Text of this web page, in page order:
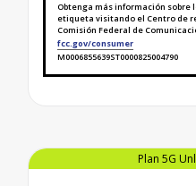
Obtenga más información
etiqueta visitando el Centro de
Comisión Federal de
fcc.gov/consumer
M0006855639ST0000825004790
Finaliza la etiqueta
Plan 5G